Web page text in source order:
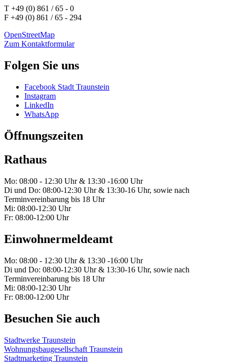
T +49 (0) 861 / 65 - 0
F +49 (0) 861 / 65 - 294
OpenStreetMap
Zum Kontaktformular
Folgen Sie uns
Facebook Stadt Traunstein
Instagram
LinkedIn
WhatsApp
Öffnungszeiten
Rathaus
Mo: 08:00 - 12:30 Uhr & 13:30 -16:00 Uhr
Di und Do: 08:00-12:30 Uhr & 13:30-16 Uhr, sowie nach
Terminvereinbarung bis 18 Uhr
Mi: 08:00-12:30 Uhr
Fr: 08:00-12:00 Uhr
Einwohnermeldeamt
Mo: 08:00 - 12:30 Uhr & 13:30 -16:00 Uhr
Di und Do: 08:00-12:30 Uhr & 13:30-16 Uhr, sowie nach
Terminvereinbarung bis 18 Uhr
Mi: 08:00-12:30 Uhr
Fr: 08:00-12:00 Uhr
Besuchen Sie auch
Stadtwerke Traunstein
Wohnungsbaugesellschaft Traunstein
Stadtmarketing Traunstein